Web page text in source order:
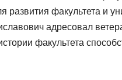
развития факультета и
адресовал
факультета